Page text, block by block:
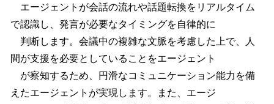
エージェントが会話の流れや話題転換をリアルタイム
で認識し、発言が必要なタイミングを自律的に
判断します。会議中の複雑な文脈を考慮した上で、人
間が支援を必要としていることをエージェント
が察知するため、円滑なコミュニケーション能力を備
えたエージェントが実現します。また、エージ